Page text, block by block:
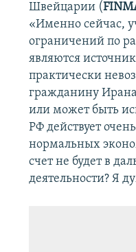
Швейцарии (
«Именно сейчас,
ограничений по
являются
практически
гражданину Ирана
или может быть
РФ действует
нормальных
счет не будет в
деятельности? Я